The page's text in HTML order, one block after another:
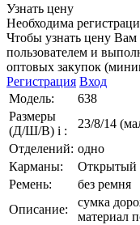
Узнать цену
Необходима
Чтобы узнать цену
пользователем и
оптовых закупок
Регистрация Вход
Модель:
638
Размеры
(Д/Ш/В) i :
23/8/14
Отделений: одно
Карманы:
Открытый
Ремень:
без ремня
Описание:
сумка
материал